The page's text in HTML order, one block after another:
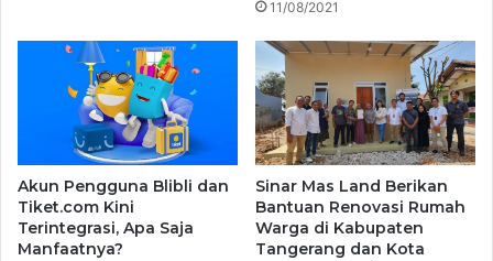
11/08/2021
Akun Pengguna Blibli dan
Tiket.com Kini
Terintegrasi, Apa Saja
Manfaatnya?
Sinar Mas Land Berikan
Bantuan Renovasi Rumah
Warga di Kabupaten
Tangerang dan Kota